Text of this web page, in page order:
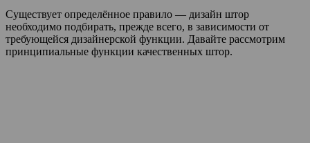
Существует определённое правило — дизайн штор
необходимо подбирать, прежде всего, в зависимости от
требующейся дизайнерской функции. Давайте рассмотрим
принципиальные функции качественных штор.